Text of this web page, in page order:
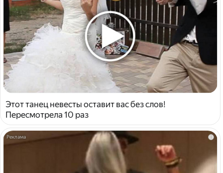
Этот танец невесты оставит вас без слов!
Пересмотрела 10 раз
i